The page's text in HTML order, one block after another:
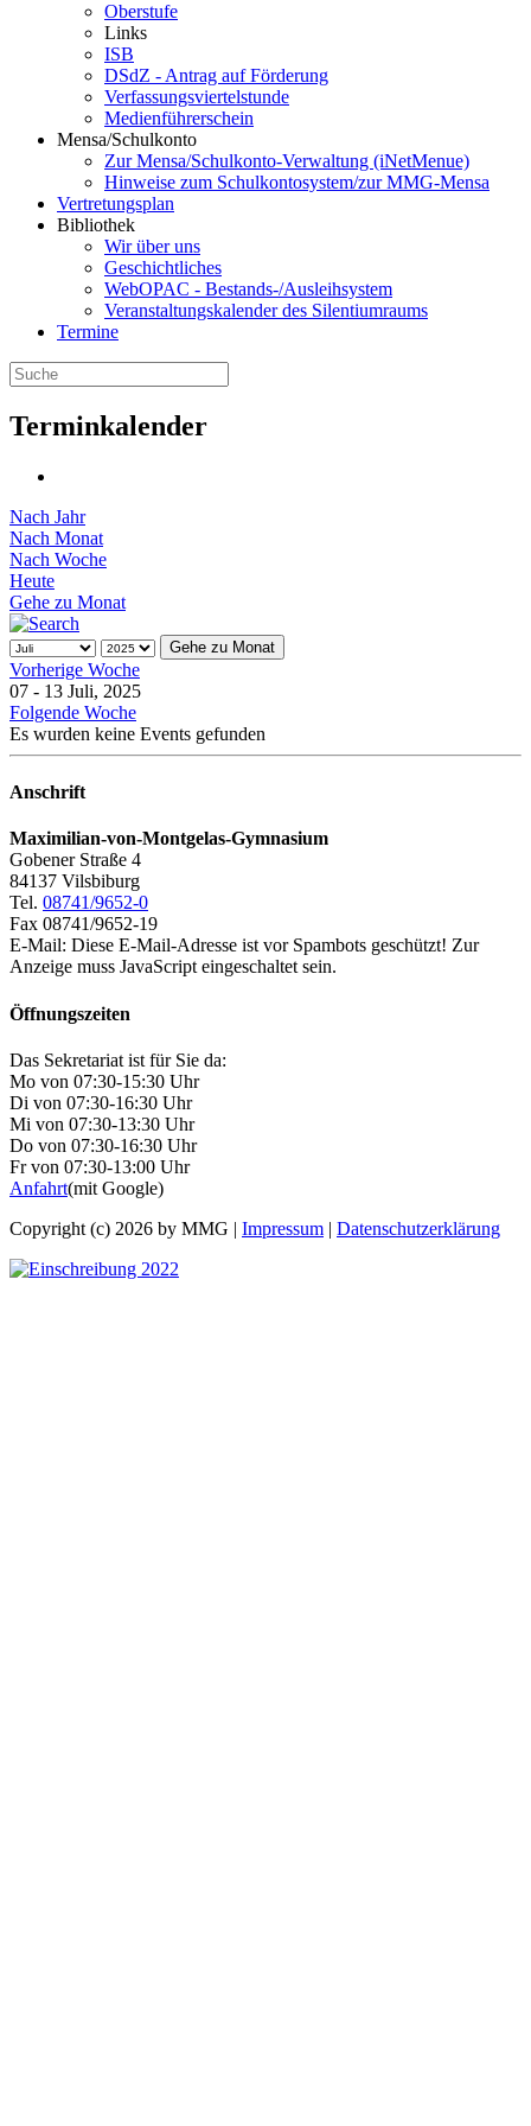
Oberstufe
Links
ISB
DSdZ - Antrag auf Förderung
Verfassungsviertelstunde
Medienführerschein
Mensa/Schulkonto
Zur Mensa/Schulkonto-Verwaltung (iNetMenue)
Hinweise zum Schulkontosystem/zur MMG-Mensa
Vertretungsplan
Bibliothek
Wir über uns
Geschichtliches
WebOPAC - Bestands-/Ausleihsystem
Veranstaltungskalender des Silentiumraums
Termine
Terminkalender
Nach Jahr
Nach Monat
Nach Woche
Heute
Gehe zu Monat
Gehe zu Monat
Vorherige Woche
07 - 13 Juli, 2025
Folgende Woche
Es wurden keine Events gefunden
Anschrift
Maximilian-von-Montgelas-Gymnasium
Gobener Straße 4
84137 Vilsbiburg
Tel. 08741/9652-0
Fax 08741/9652-19
E-Mail: Diese E-Mail-Adresse ist vor Spambots geschützt! Zur
Anzeige muss JavaScript eingeschaltet sein.
Öffnungszeiten
Das Sekretariat ist für Sie da:
Mo von 07:30-15:30 Uhr
Di von 07:30-16:30 Uhr
Mi von 07:30-13:30 Uhr
Do von 07:30-16:30 Uhr
Fr von 07:30-13:00 Uhr
Anfahrt(mit Google)
Copyright (c) 2026 by MMG | Impressum | Datenschutzerklärung